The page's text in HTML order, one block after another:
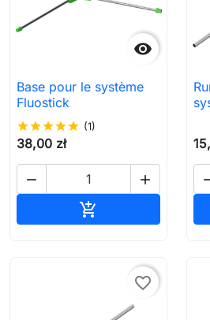

Base pour le système
Fluostick
starstarstarstarstar (1)
38,00 zł
 

favorite_border